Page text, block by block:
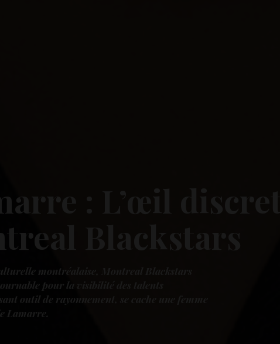
: L’œil
Blackstars
montréalaise, Montreal Blackstars
pour la visibilité des talents
outil de rayonnement, se cache une femme
Lamarre.